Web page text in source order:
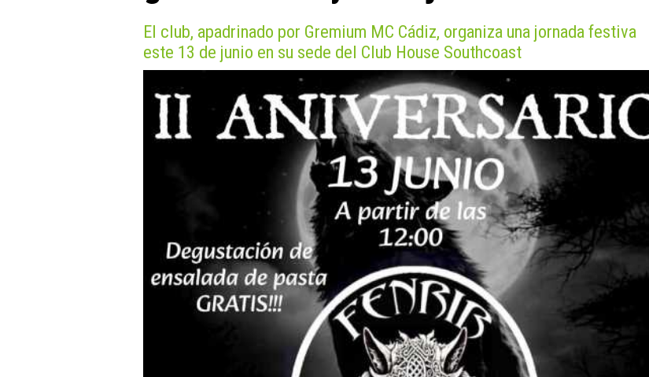
El club, apadrinado por Gremium MC Cádiz, organiza una jornada festiva
este 13 de junio en su sede del Club House Southcoast